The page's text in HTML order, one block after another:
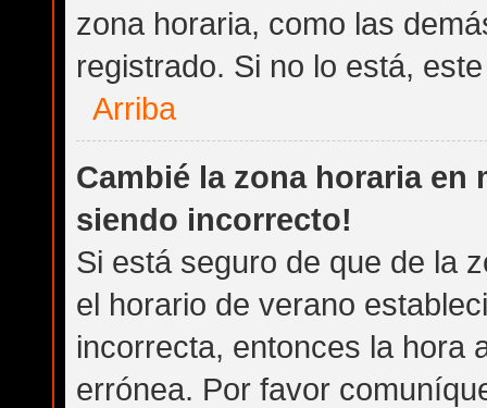
zona horaria, como las
registrado. Si no lo está,
Arriba
Cambié la zona horaria en
siendo incorrecto!
Si está seguro de que de la
el horario de verano
incorrecta, entonces la hora
errónea. Por favor